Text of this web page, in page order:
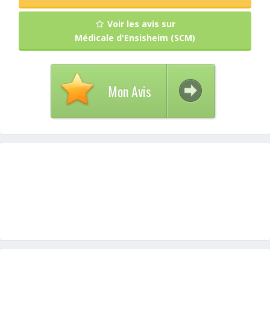
Voir les avis sur
Médicale d'Ensisheim (SCM)
Mon Avis